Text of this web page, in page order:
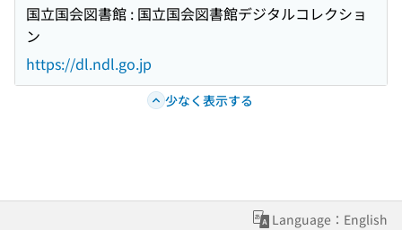
国立国会図書館 : 国立国会図書館デジタルコレクショ
ン
https://dl.ndl.go.jp
少なく表示する
Language：English